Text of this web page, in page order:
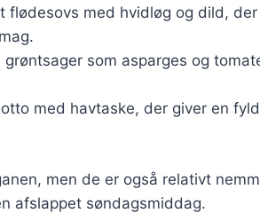
flødesovs med hvidløg og dild, der
som asparges og
med havtaske, der giver en
men de er også relativt
afslappet søndagsmiddag.